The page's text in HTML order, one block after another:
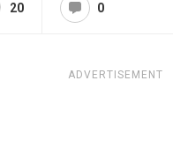
20 0
ADVERTISEMENT